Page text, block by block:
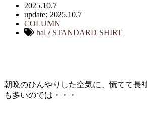
2025.10.7
update: 2025.10.7
COLUMN
hal / STANDARD SHIRT
朝晩のひんやりした空気に、慌てて長
も多いのでは・・・